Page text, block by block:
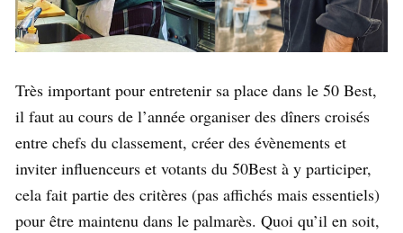
Très important pour entretenir sa place dans le 50 Best,
il faut au cours de l’année organiser des dîners croisés
entre chefs du classement, créer des évènements et
inviter influenceurs et votants du 50Best à y participer,
cela fait partie des critères (pas affichés mais essentiels)
pour être maintenu dans le palmarès. Quoi qu’il en soit,